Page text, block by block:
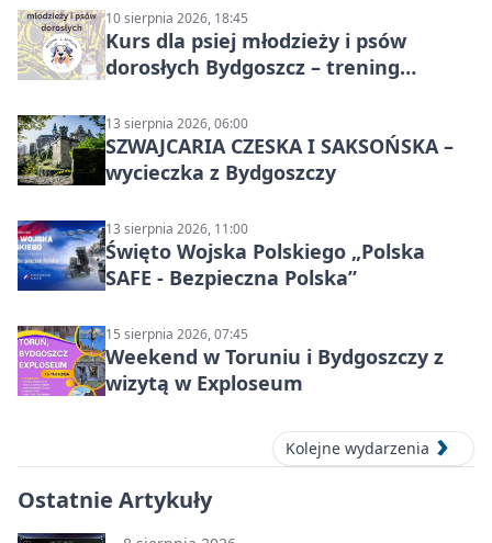
10 sierpnia 2026, 18:45
Kurs dla psiej młodzieży i psów
dorosłych Bydgoszcz – trening
13 sierpnia 2026, 06:00
SZWAJCARIA CZESKA I SAKSOŃSKA –
wycieczka z Bydgoszczy
13 sierpnia 2026, 11:00
Święto Wojska Polskiego „Polska
SAFE - Bezpieczna Polska”
15 sierpnia 2026, 07:45
Weekend w Toruniu i Bydgoszczy z
wizytą w Exploseum
Kolejne wydarzenia
Ostatnie Artykuły